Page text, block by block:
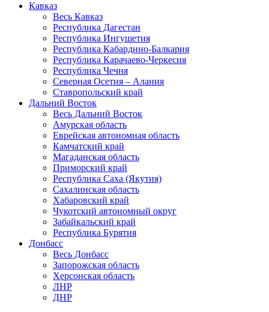
Кавказ
Весь Кавказ
Республика Дагестан
Республика Ингушетия
Республика Кабардино-Балкария
Республика Карачаево-Черкесия
Республика Чечня
Северная Осетия – Алания
Ставропольский край
Дальний Восток
Весь Дальний Восток
Амурская область
Еврейская автономная область
Камчатский край
Магаданская область
Приморский край
Республика Саха (Якутия)
Сахалинская область
Хабаровский край
Чукотский автономный округ
Забайкальский край
Республика Бурятия
Донбасс
Весь Донбасс
Запорожская область
Херсонская область
ЛНР
ДНР